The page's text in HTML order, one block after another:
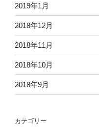
2019年1月
2018年12月
2018年11月
2018年10月
2018年9月
カテゴリー